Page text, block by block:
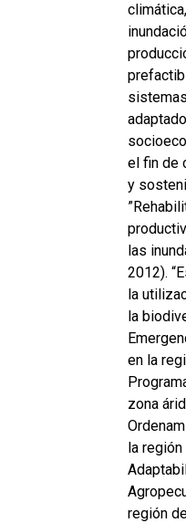
el fin de
y
las
2012).
la
la
en la
zona
la
región